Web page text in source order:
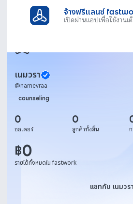
จ้างฟรีแลนซ์
เปิดผ่านแอปเพื่อใช้งาน
เนมวรา
@namevraa
counseling
0
ออเดอร์
0
ลูกค้าทั้งสิ้น
฿0
รายได้ทั้งหมดใน fastwork
แชทกับ เนมวราแชทกับ เนมวรา